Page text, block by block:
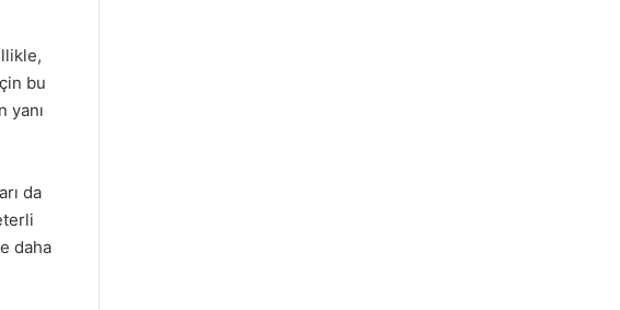
bu
yanı
da
daha